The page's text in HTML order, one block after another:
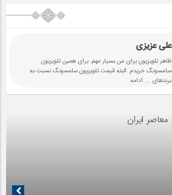
علی عزیزی
ظاهر تلویزیون برای من بسیار مهم. برای همین تلویزیون
سامسونگ خریدم. البته قیمت تلویزیون سامسونگ نسبت به
برندهای ... ادامه